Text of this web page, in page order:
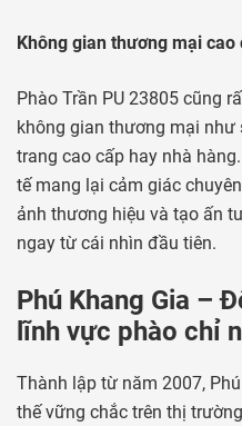
Không gian thương mại cao
Phào Trần PU 23805 cũng
không gian thương mại
trang cao cấp hay nhà
tế mang lại cảm giác
ảnh thương hiệu và tạo ấn
ngay từ cái nhìn đầu tiên.
Phú Khang Gia –
lĩnh vực phào chỉ
Thành lập từ năm 2007,
thế vững chắc trên thị